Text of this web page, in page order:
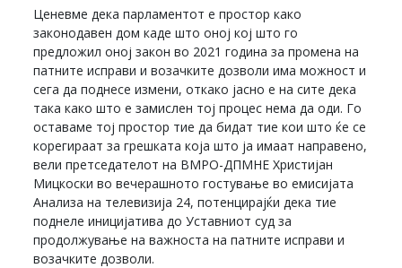
Ценевме дека парламентот е простор како
законодавен дом каде што оној кој што го
предложил оној закон во 2021 година за промена на
патните исправи и возачките дозволи има можност и
сега да поднесе измени, откако јасно е на сите дека
така како што е замислен тој процес нема да оди. Го
оставаме тој простор тие да бидат тие кои што ќе се
корегираат за грешката која што ја имаат направено,
вели претседателот на ВМРО-ДПМНЕ Христијан
Мицкоски во вечерашното гостување во емисијата
Анализа на телевизија 24, потенцирајќи дека тие
поднеле иницијатива до Уставниот суд за
продолжување на важноста на патните исправи и
возачките дозволи.